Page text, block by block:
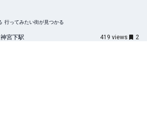
行ってみたい街が見つかる
宮下駅 419 views 2